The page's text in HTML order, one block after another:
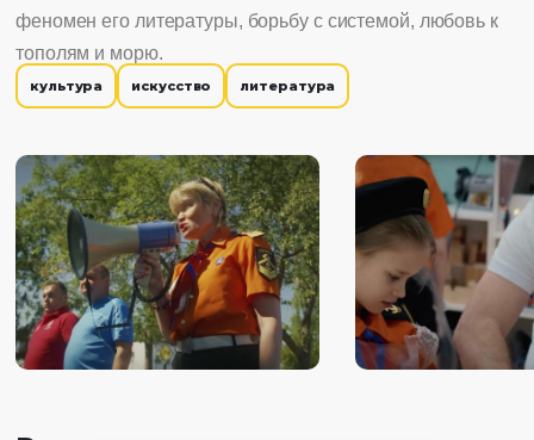
феномен его литературы, борьбу с системой, любовь к
тополям и морю.
культура искусство литература